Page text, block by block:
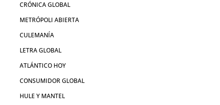
CRÓNICA GLOBAL
METRÓPOLI ABIERTA
CULEMANÍA
LETRA GLOBAL
ATLÁNTICO HOY
CONSUMIDOR GLOBAL
HULE Y MANTEL